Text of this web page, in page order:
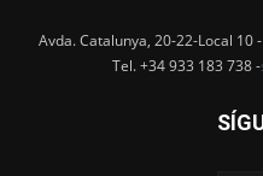
Avda. Catalunya, 20-22-Local 10
Tel. +34 933 183 738 -